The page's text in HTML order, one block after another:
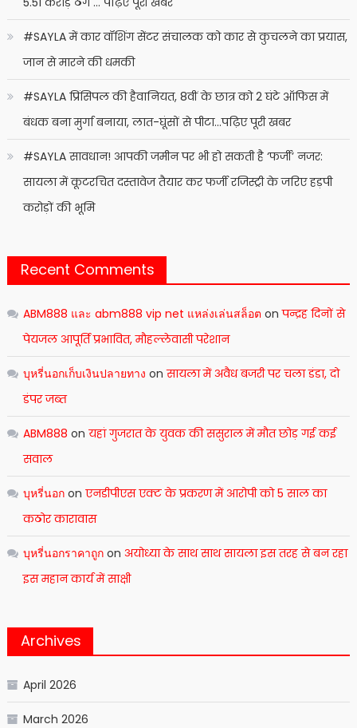
#SAYLA में कार वॉशिंग सेंटर संचालक को कार से कुचलने का प्रयास,
जान से मारने की धमकी
#SAYLA प्रिंसिपल की हैवानियत, 8वीं के छात्र को 2 घंटे ऑफिस में
बंधक बना मुर्गा बनाया, लात-घूंसों से पीटा…पढ़िए पूरी खबर
#SAYLA सावधान! आपकी जमीन पर भी हो सकती है ‘फर्जी’ नजर:
सायला में कूटरचित दस्तावेज तैयार कर फर्जी रजिस्ट्री के जरिए हड़पी
करोड़ों की भूमि
Recent Comments
ABM888 และ abm888 vip net แหล่งเล่นสล็อต onपन्द्रह दिनों से
पेयजल आपूर्ति प्रभावित, मौहल्लेवासी परेशान
บุหรี่นอกเก็บเงินปลายทาง onसायला में अवैध बजरी पर चला डंडा, दो
डंपर जब्त
ABM888 on यहां गुजरात के युवक की ससुराल में मौत छोड़ गई कई
सवाल
บุหรี่นอกon एनडीपीएस एक्ट के प्रकरण में आरोपी को 5 साल का
कठोर कारावास
บุหรี่นอกราคาถูกon अयोध्या के साथ साथ सायला इस तरह से बन रहा
इस महान कार्य में साक्षी
Archives
April 2026
March 2026